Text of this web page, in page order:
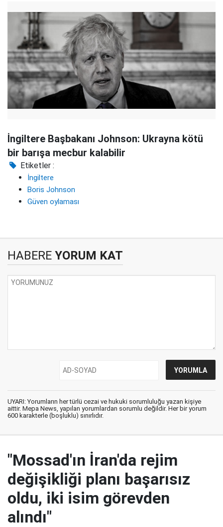
İngiltere Başbakanı Johnson: Ukrayna kötü
bir barışa mecbur kalabilir
Etiketler :
İngiltere
Boris Johnson
Güven oylaması
HABERE YORUM KAT
UYARI: Yorumların her türlü cezai ve hukuki sorumluluğu yazan kişiye
aittir. Mepa News, yapılan yorumlardan sorumlu değildir. Her bir yorum
600 karakterle (boşluklu) sınırlıdır.
"Mossad'ın İran'da rejim
değişikliği planı başarısız
oldu, iki isim görevden
alındı"